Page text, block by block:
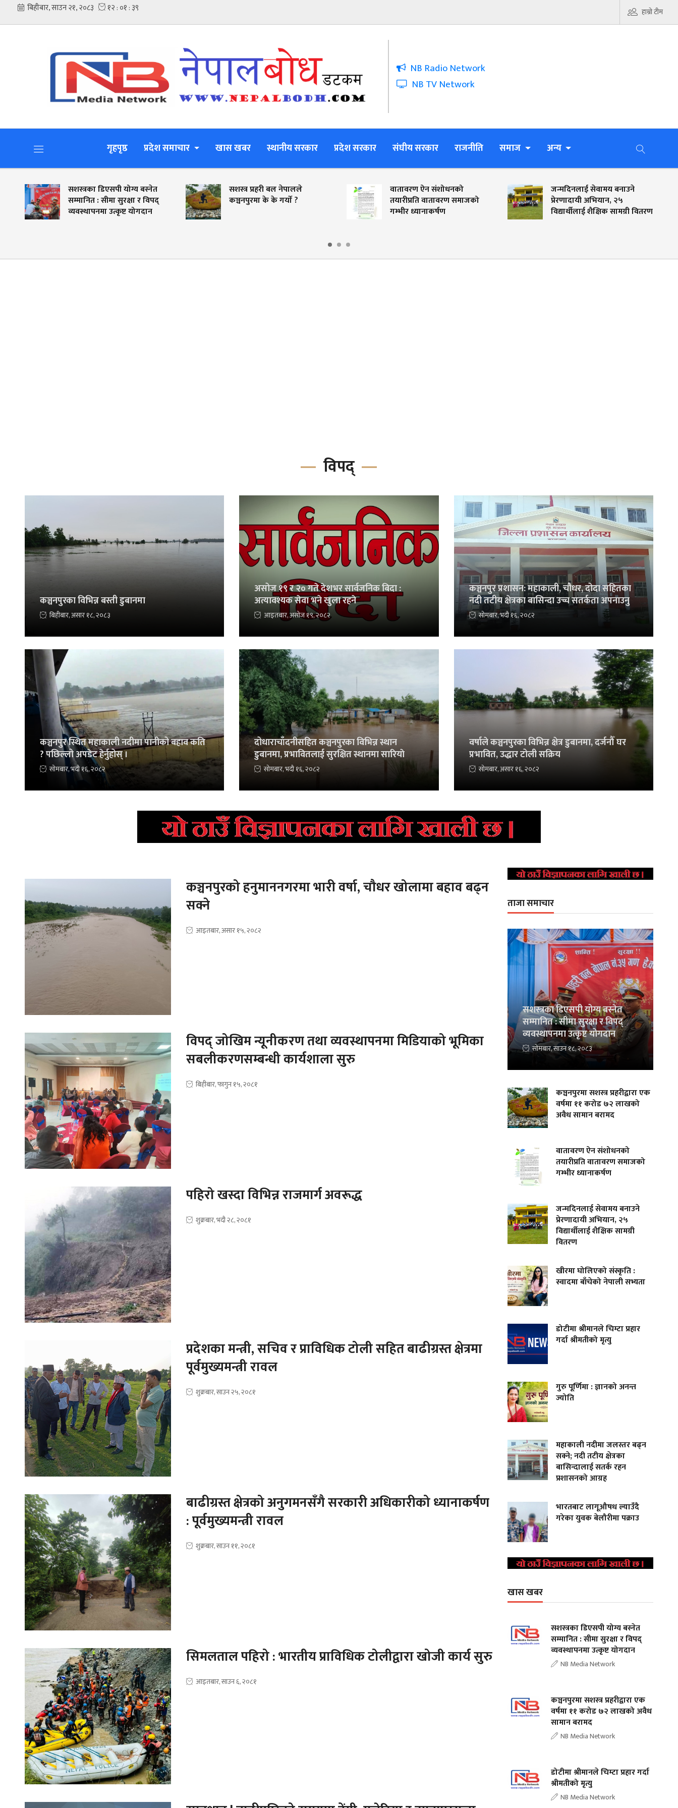
हाम्रो टीम
NB Radio Network
NB TV Network
गृहपृष्ठ प्रदेश समाचार खास खबर स्थानीय सरकार प्रदेश सरकार संघीय सरकार राजनीति समाज अन्य
सशस्त्रका डिएसपी योग्य बस्नेत
सम्मानित : सीमा सुरक्षा र विपद्
व्यवस्थापनमा उत्कृष्ट योगदान
सशस्त्र प्रहरी बल नेपालले
कञ्चनपुरमा के के गर्याे ?
वातावरण ऐन संशोधनको
तयारीप्रति वातावरण समाजको
गम्भीर ध्यानाकर्षण
जन्मदिनलाई सेवामय बनाउने
प्रेरणादायी अभियान, २५
विद्यार्थीलाई शैक्षिक सामग्री वितरण
विपद्
कञ्चनपुरका विभिन्न बस्ती डुबानमा
बिहीबार, असार १८, २०८३
असोज १९ र २० गते देशभर सार्वजनिक बिदा :
अत्यावश्यक सेवा भने खुला रहने
आइतबार, असोज १९, २०८२
कञ्चनपुर प्रशासन: महाकाली, चौधर, दोदा सहितका
नदी तटीय क्षेत्रका बासिन्दा उच्च सतर्कता अपनाउनु
सोमबार, भदौ १६, २०८२
कञ्चनपुर स्थित महाकाली नदीमा पानीको बहाव कति
? पछिल्लो अपडेट हेर्नुहोस् ।
सोमबार, भदौ १६, २०८२
दोधाराचाँदनीसहित कञ्चनपुरका विभिन्न स्थान
डुबानमा, प्रभावितलाई सुरक्षित स्थानमा सारियाे
सोमबार, भदौ १६, २०८२
वर्षाले कञ्चनपुरका विभिन्न क्षेत्र डुबानमा, दर्जनौँ घर
प्रभावित, उद्धार टोली सक्रिय
सोमबार, असार १६, २०८२
कञ्चनपुरको हनुमाननगरमा भारी वर्षा, चौधर खोलामा बहाव बढ्न
सक्ने
आइतबार, असार १५, २०८२
विपद् जोखिम न्यूनीकरण तथा व्यवस्थापनमा मिडियाको भूमिका
सबलीकरणसम्बन्धी कार्यशाला सुरु
बिहीबार, फागुन १५, २०८१
पहिरो खस्दा विभिन्न राजमार्ग अवरूद्ध
शुक्रबार, भदौ २८, २०८१
प्रदेशका मन्त्री, सचिव र प्राविधिक टोली सहित बाढीग्रस्त क्षेत्रमा
पूर्वमुख्यमन्त्री रावल
शुक्रबार, साउन २५, २०८१
बाढीग्रस्त क्षेत्रको अनुगमनसँगै सरकारी अधिकारीको ध्यानाकर्षण
: पूर्वमुख्यमन्त्री रावल
शुक्रबार, साउन ११, २०८१
सिमलताल पहिरो : भारतीय प्राविधिक टोलीद्वारा खोजी कार्य सुरु
आइतबार, साउन ६, २०८१
ताजा समाचार
सशस्त्रका डिएसपी योग्य बस्नेत
सम्मानित : सीमा सुरक्षा र विपद्
व्यवस्थापनमा उत्कृष्ट योगदान
सोमबार, साउन १८, २०८३
कञ्चनपुरमा सशस्त्र प्रहरीद्वारा एक
वर्षमा ११ करोड ७२ लाखको
अवैध सामान बरामद
वातावरण ऐन संशोधनको
तयारीप्रति वातावरण समाजको
गम्भीर ध्यानाकर्षण
जन्मदिनलाई सेवामय बनाउने
प्रेरणादायी अभियान, २५
विद्यार्थीलाई शैक्षिक सामग्री
वितरण
खीरमा घोलिएको संस्कृति :
स्वादमा बाँचेको नेपाली सभ्यता
डोटीमा श्रीमानले चिम्टा प्रहार
गर्दा श्रीमतीको मृत्यु
गुरु पूर्णिमा : ज्ञानको अनन्त
ज्योति
महाकाली नदीमा जलस्तर बढ्न
सक्ने; नदी तटीय क्षेत्रका
बासिन्दालाई सतर्क रहन
प्रशासनको आग्रह
भारतबाट लागूऔषध ल्याउँदै
गरेका युवक बेलौरीमा पक्राउ
खास खबर
सशस्त्रका डिएसपी योग्य बस्नेत
सम्मानित : सीमा सुरक्षा र विपद्
व्यवस्थापनमा उत्कृष्ट योगदान
NB Media Network
कञ्चनपुरमा सशस्त्र प्रहरीद्वारा एक
वर्षमा ११ करोड ७२ लाखको अवैध
सामान बरामद
NB Media Network
डोटीमा श्रीमानले चिम्टा प्रहार गर्दा
श्रीमतीको मृत्यु
NB Media Network